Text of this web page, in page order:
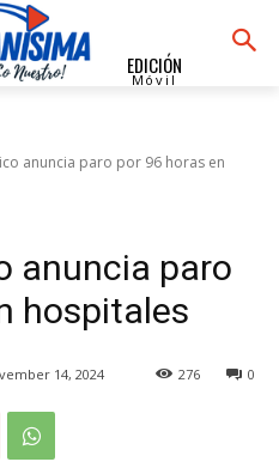
EDICIÓN
Móvil
anuncia paro por 96 horas en
anuncia paro
hospitales
14, 2024 0
276